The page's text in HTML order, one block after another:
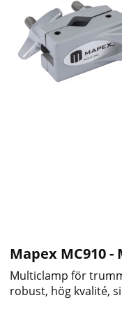
Mapex MC910
Multiclamp för
robust, hög kvalité,